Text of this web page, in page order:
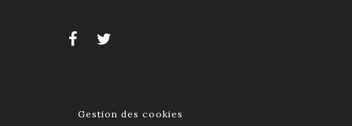
Gestion des cookies